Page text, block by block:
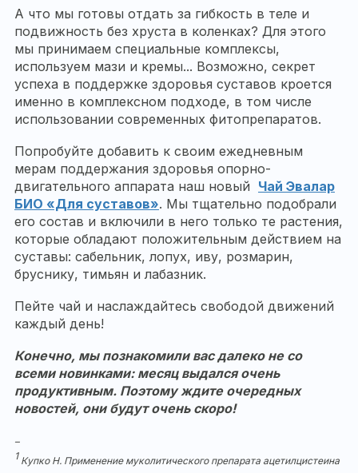
А что мы готовы отдать за гибкость в теле и
подвижность без хруста в коленках? Для этого
мы принимаем специальные комплексы,
используем мази и кремы... Возможно, секрет
успеха в поддержке здоровья суставов кроется
именно в комплексном подходе, в том числе
использовании современных фитопрепаратов.
Попробуйте добавить к своим ежедневным
мерам поддержания здоровья опорно-
двигательного аппарата наш новый Чай Эвалар
БИО «Для суставов». Мы тщательно подобрали
его состав и включили в него только те растения,
которые обладают положительным действием на
суставы: сабельник, лопух, иву, розмарин,
бруснику, тимьян и лабазник.
Пейте чай и наслаждайтесь свободой движений
каждый день!
Конечно, мы познакомили вас далеко не со
всеми новинками: месяц выдался очень
продуктивным. Поэтому ждите очередных
новостей, они будут очень скоро!
–
1 Купко Н. Применение муколитического препарата ацетилцистеина